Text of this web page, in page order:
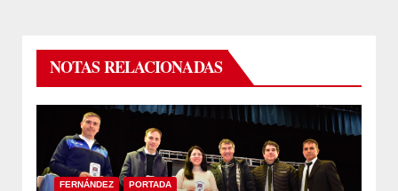
NOTAS RELACIONADAS
FERNÁNDEZ PORTADA